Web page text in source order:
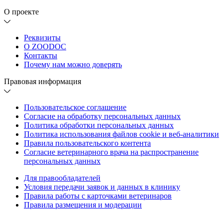
О проекте
Реквизиты
О ZOODOC
Контакты
Почему нам можно доверять
Правовая информация
Пользовательское соглашение
Согласие на обработку персональных данных
Политика обработки персональных данных
Политика использования файлов cookie и веб-аналитики
Правила пользовательского контента
Согласие ветеринарного врача на распространение
персональных данных
Для правообладателей
Условия передачи заявок и данных в клинику
Правила работы с карточками ветеринаров
Правила размещения и модерации